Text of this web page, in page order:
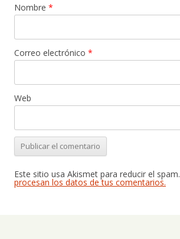
Nombre *
Correo electrónico *
Web
Este sitio usa Akismet para reducir el spam.
procesan los datos de tus comentarios.